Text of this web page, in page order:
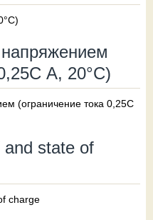
А, 20°С)
and state of